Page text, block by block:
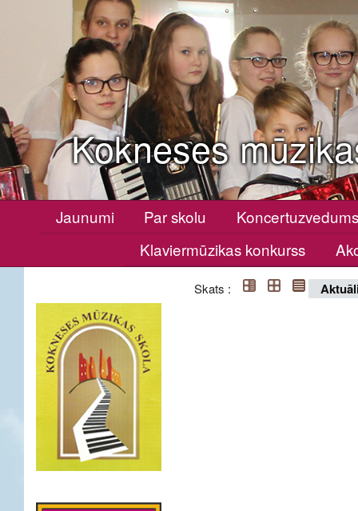
Kokneses
Jaunumi Par skolu
Klaviermūzikas konkurss
Skats :